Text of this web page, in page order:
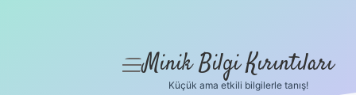
menüyü
Minik Bilgi Kırıntıları
Küçük ama etkili bilgilerle tanış!